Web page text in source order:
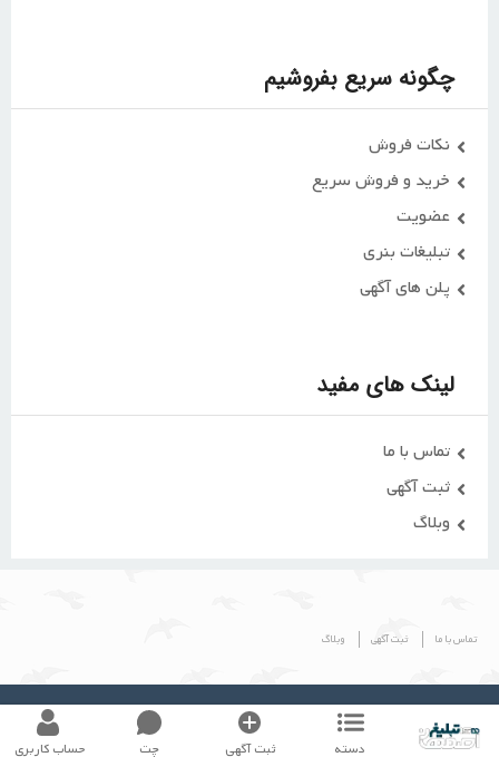
دسته ثبت آگهی چت حساب کاربری
چگونه سریع بفروشیم
نکات فروش
خرید و فروش سریع
عضویت
تبلیغات بنری
پلن های آگهی
لینک های مفید
تماس با ما
ثبت آگهی
وبلاگ
تماس با ما ثبت آگهی وبلاگ
© طراحی شده توسط گروه اصفهان تبلیغ